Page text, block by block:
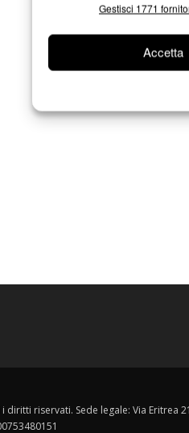
Gestisci 1771
Accetta
diritti riservati. Sede legale: Via